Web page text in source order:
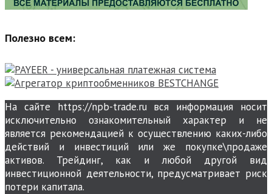
Полезно всем:
На сайте https://npb-trade.ru вся информация носит
исключительно ознакомительный характер и не
является рекомендацией к осуществлению каких-либо
действий и инвестиций или же покупке\продаже
активов. Трейдинг, как и любой другой вид
инвестиционной деятельности, предусматривает риск
потери капитала.